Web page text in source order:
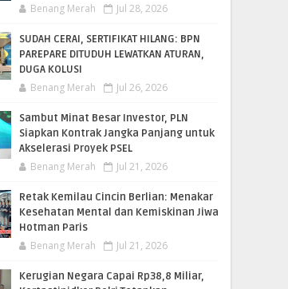
Benang Merah Jul 28, 2026
SUDAH CERAI, SERTIFIKAT HILANG: BPN
PAREPARE DITUDUH LEWATKAN ATURAN,
DUGA KOLUSI
Benang Merah Jul 26, 2026
Sambut Minat Besar Investor, PLN
Siapkan Kontrak Jangka Panjang untuk
Akselerasi Proyek PSEL
Benang Merah Jul 21, 2026
Retak Kemilau Cincin Berlian: Menakar
Kesehatan Mental dan Kemiskinan Jiwa
Hotman Paris
Benang Merah Jul 21, 2026
Kerugian Negara Capai Rp38,8 Miliar,